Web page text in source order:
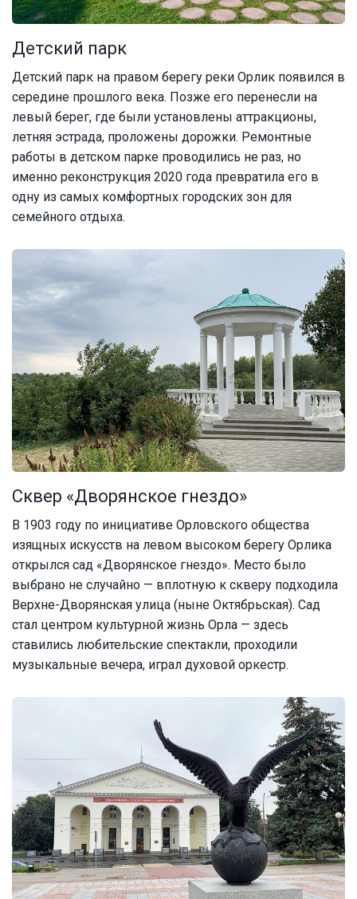
Детский парк
Детский парк на правом берегу реки Орлик появился в
середине прошлого века. Позже его перенесли на
левый берег, где были установлены аттракционы,
летняя эстрада, проложены дорожки. Ремонтные
работы в детском парке проводились не раз, но
именно реконструкция 2020 года превратила его в
одну из самых комфортных городских зон для
семейного отдыха.
Сквер «Дворянское гнездо»
В 1903 году по инициативе Орловского общества
изящных искусств на левом высоком берегу Орлика
открылся сад «Дворянское гнездо». Место было
выбрано не случайно — вплотную к скверу подходила
Верхне-Дворянская улица (ныне Октябрьская). Сад
стал центром культурной жизнь Орла — здесь
ставились любительские спектакли, проходили
музыкальные вечера, играл духовой оркестр.